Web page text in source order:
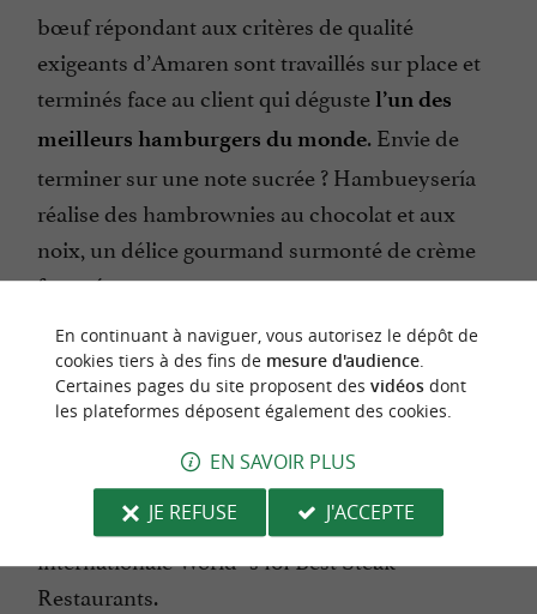
bœuf répondant aux critères de qualité
exigeants d’Amaren sont travaillés sur place et
terminés face au client qui déguste l’un des
meilleurs hamburgers du monde. Envie de
terminer sur une note sucrée ? Hambueysería
réalise des hambrownies au chocolat et aux
noix, un délice gourmand surmonté de crème
fouettée.
Le petit plus: Hambueysería a remporté le
concours national de grillade lors de leur
première prestation aux côtés d’Amaren, et fut
reconnu comme le 14
au monde dans la
prestigieuse liste gastronomique
internationale World´s 101 Best Steak
Restaurants.
En continuant à naviguer, vous autorisez le dépôt de
cookies tiers à des fins de mesure d'audience.
Certaines pages du site proposent des vidéosdont
les plateformes déposent également des cookies.
EN SAVOIR PLUS
JE REFUSE
J'ACCEPTE